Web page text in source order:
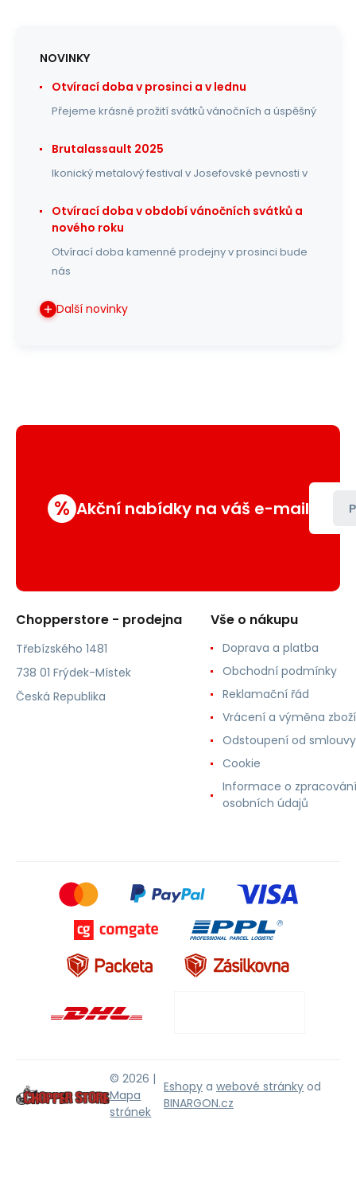
NOVINKY
Otvírací doba v prosinci a v lednu
Přejeme krásné prožití svátků vánočních a úspěšný
Brutalassault 2025
Ikonický metalový festival v Josefovské pevnosti v
Otvírací doba v období vánočních svátků a
nového roku
Otvírací doba kamenné prodejny v prosinci bude
nás
Další novinky
% Akční nabídky na váš e-mail
Chopperstore - prodejna
Třebízského 1481
738 01 Frýdek-Místek
Česká Republika
Vše o nákupu
Doprava a platba
Obchodní podmínky
Reklamační řád
Vrácení a výměna zboží
Odstoupení od smlouvy
Cookie
Informace o zpracování
osobních údajů
© 2026 |
Mapa
stránek
Eshopy a webové stránky od
BINARGON.cz